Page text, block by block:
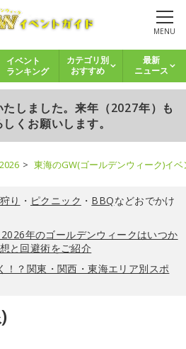
MENU
イベント
ランキング
カテゴリ別
おすすめ
最新
ニュース
しました。来年（2027年）も
くお願いします。
東海のGW(ゴールデンウィーク)イ
り ・ ピクニック ・ BBQなどおでかけ
2026年のゴールデンウィークはいつか
と回避術をご紹介
！？関東・関西・東海エリア別スポ